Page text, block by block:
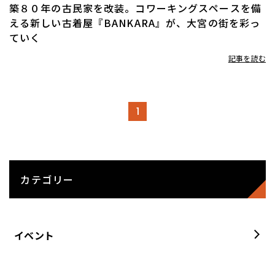
築８０年の古民家を改装。コワーキングスペースを備
える新しい古着屋『BANKARA』が、大宮の街を彩っ
ていく
記事を読む
1
カテゴリー
イベント